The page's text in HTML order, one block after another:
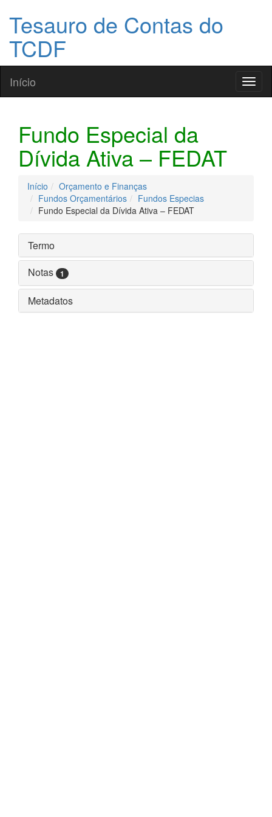
Tesauro de Contas do
TCDF
Início
Fundo Especial da
Dívida Ativa – FEDAT
Início
Orçamento e Finanças
Fundos Orçamentários
Fundos Especias
Fundo Especial da Dívida Ativa – FEDAT
Termo
Notas
1
Metadatos